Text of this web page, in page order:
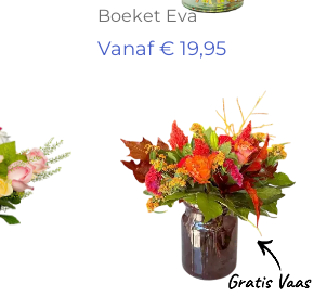
Boeket Eva
Vanaf € 19,95